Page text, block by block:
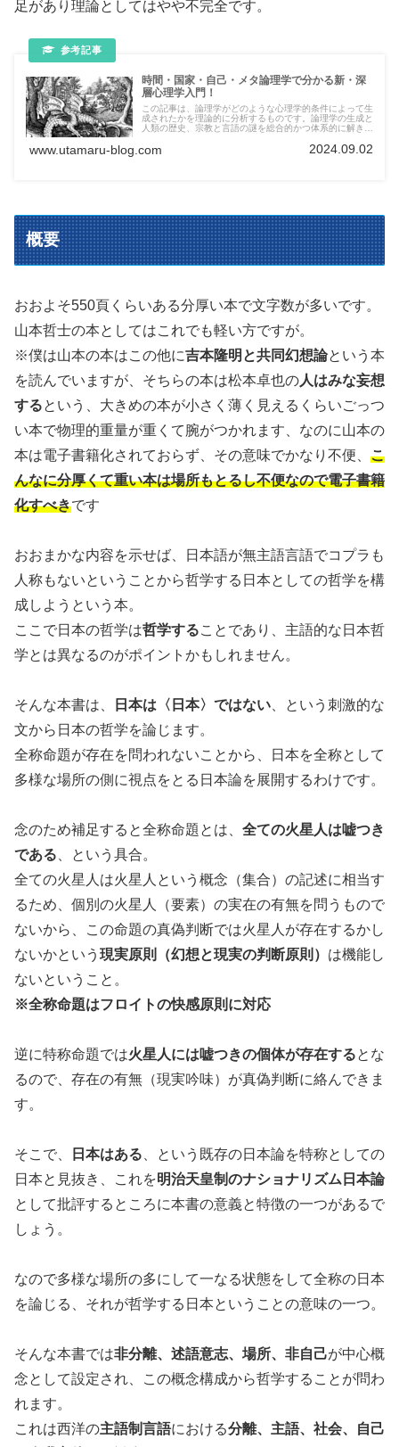
足があり理論としてはやや不完全です。
時間・国家・自己・メタ論理学で分かる新・深
層心理学入門！
この記事は、論理学がどのような心理学的条件によって生
成されたかを理論的に分析するものです。論理学の生成と
人類の歴史、宗教と言語の謎を総合的かつ体系的に解き明
www.utamaru-blog.com 2024.09.02
概要
おおよそ550頁くらいある分厚い本で文字数が多いです。
山本哲士の本としてはこれでも軽い方ですが。
※僕は山本の本はこの他に吉本隆明と共同幻想論という本
を読んでいますが、そちらの本は松本卓也の人はみな妄想
するという、大きめの本が小さく薄く見えるくらいごっつ
い本で物理的重量が重くて腕がつかれます、なのに山本の
本は電子書籍化されておらず、その意味でかなり不便、 こ
んなに分厚くて重い本は場所もとるし不便なので電子書籍
化すべきです
おおまかな内容を示せば、日本語が無主語言語でコプラも
人称もないということから哲学する日本としての哲学を構
成しようという本。
ここで日本の哲学は哲学することであり、主語的な日本哲
学とは異なるのがポイントかもしれません。
そんな本書は、 日本は〈日本〉ではない 、という刺激的な
文から日本の哲学を論じます。
全称命題が存在を問われないことから、日本を全称として
多様な場所の側に視点をとる日本論を展開するわけです。
念のため補足すると全称命題とは、 全ての火星人は嘘つき
である 、という具合。
全ての火星人は火星人という概念（集合）の記述に相当す
るため、個別の火星人（要素）の実在の有無を問うもので
ないから、この命題の真偽判断では火星人が存在するかし
ないかという 現実原則（幻想と現実の判断原則） は機能し
ないということ。
※全称命題はフロイトの快感原則に対応
逆に特称命題では火星人には嘘つきの個体が存在するとな
るので、存在の有無（現実吟味）が真偽判断に絡んできま
す。
そこで、 日本はある 、という既存の日本論を特称としての
日本と見抜き、これを明治天皇制のナショナリズム日本論
として批評するところに本書の意義と特徴の一つがあるで
しょう。
なので多様な場所の多にして一なる状態をして全称の日本
を論じる、それが哲学する日本ということの意味の一つ。
そんな本書では非分離、述語意志、場所、非自己が中心概
念として設定され、この概念構成から哲学することが問わ
れます。
これは西洋の主語制言語における分離、主語、社会、自己